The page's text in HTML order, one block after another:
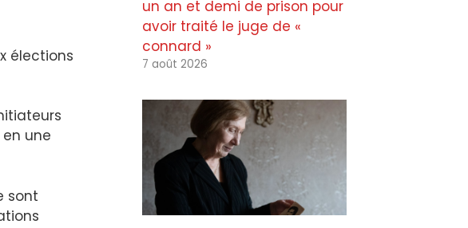
élections
une
sont
un an et demi de prison pour
avoir traité le juge de «
connard »
7 août 2026